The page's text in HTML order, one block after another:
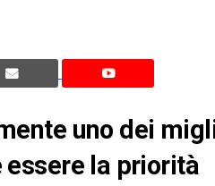
uno dei
essere la priorità